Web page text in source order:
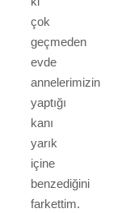
çok
geçmeden
evde
annelerimizin
yaptığı
kanı
yarık
içine
benzediğini
farkettim.